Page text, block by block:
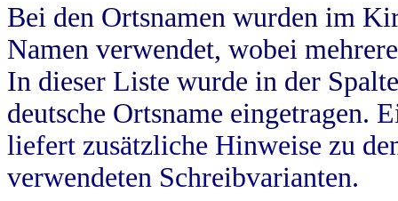
Bei den Ortsnamen wurden im
Namen verwendet, wobei
In dieser Liste wurde in der
deutsche Ortsname eingetragen.
liefert zusätzliche Hinweise zu
verwendeten Schreibvarianten.